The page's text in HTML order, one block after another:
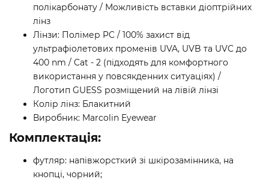
полікарбонату / Можливість вставки діоптрійних
лінз
Лінзи: Полімер PC / 100% захист від
ультрафіолетових променів UVA, UVB та UVC до
400 nm / Cat - 2 (підходять для комфортного
використання у повсякденних ситуаціях) /
Логотип GUESS розміщений на лівій лінзі
Колір лінз: Блакитний
Виробник: Marcolin Eyewear
Комплектація:
футляр: напівжорсткий зі шкірозамінника, на
кнопці, чорний;